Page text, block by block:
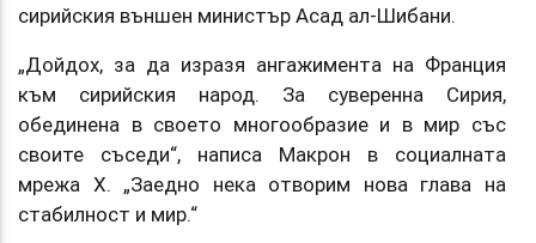
сирийския външен министър Асад ал-Шибани.
„Дойдох, за да изразя ангажимента на Франция
към сирийския народ. За суверенна Сирия,
обединена в своето многообразие и в мир със
своите съседи“, написа Макрон в социалната
мрежа X. „Заедно нека отворим нова глава на
стабилност и мир.“